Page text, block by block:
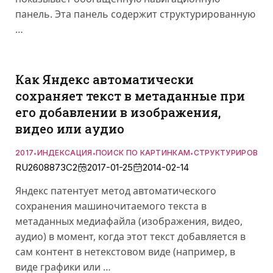
панель. Эта панель содержит структурированную
…
Как Яндекс автоматически
сохраняет текст в метаданные при
его добавлении в изображения,
видео или аудио
2017•ИНДЕКСАЦИЯ •ПОИСК ПО КАРТИНКАМ•
RU2608873C2 2017-01-25 2014-02-14
Яндекс патентует метод автоматического
сохранения машиночитаемого текста в
метаданных медиафайла (изображения, видео,
аудио) в момент, когда этот текст добавляется в
сам контент в нетекстовом виде (например, в
виде графики или …